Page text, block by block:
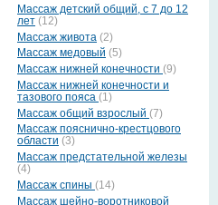
Массаж детский общий, с 7 до 12
лет (12)
Массаж живота (2)
Массаж медовый (5)
Массаж нижней конечности (9)
Массаж нижней конечности и
тазового пояса (1)
Массаж общий взрослый (7)
Массаж пояснично-крестцового
области (3)
Массаж предстательной железы
(4)
Массаж спины (14)
Массаж шейно-воротниковой